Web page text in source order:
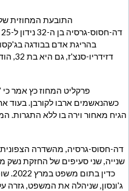
התובעת המחוזית של
בהריגת אדם בבודגה
פרקליט המחוז כץ אמר כי
כשהנאשמים ארבו לקורבן.
הגיח מאחור וירה בו ללא התגרות.
דה-חסוס-גרסיה, מהשדרה הצפונית
שנייה, שני סעיפים של החזקת
כדין
ג'ונסון, שניהלה את המשפט, גזרה על הנאשם